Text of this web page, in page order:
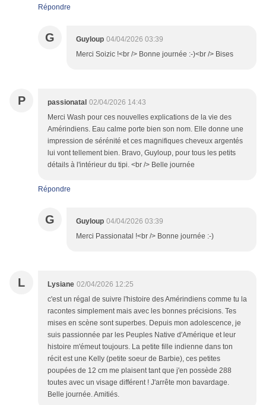
Répondre
G Guyloup 04/04/2026 03:39
Merci Soizic !<br /> Bonne journée :-)<br /> Bises
P passionatal 02/04/2026 14:43
Merci Wash pour ces nouvelles explications de la vie des
Amérindiens. Eau calme porte bien son nom. Elle donne une
impression de sérénité et ces magnifiques cheveux argentés
lui vont tellement bien. Bravo, Guyloup, pour tous les petits
détails à l'intérieur du tipi. <br /> Belle journée
Répondre
G Guyloup 04/04/2026 03:39
Merci Passionatal !<br /> Bonne journée :-)
L Lysiane 02/04/2026 12:25
c'est un régal de suivre l'histoire des Amérindiens comme tu la
racontes simplement mais avec les bonnes précisions. Tes
mises en scène sont superbes. Depuis mon adolescence, je
suis passionnée par les Peuples Native d'Amérique et leur
histoire m'émeut toujours. La petite fille indienne dans ton
récit est une Kelly (petite soeur de Barbie), ces petites
poupées de 12 cm me plaisent tant que j'en possède 288
toutes avec un visage différent ! J'arrête mon bavardage.
Belle journée. Amitiés.